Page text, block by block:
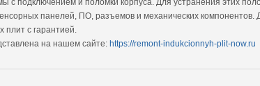
панелей, ПО, разъемов и механических
с гарантией.
на нашем сайте: https://remont-indukcionnyh-plit-now.ru